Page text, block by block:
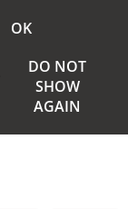
OK
DO NOT
SHOW
AGAIN